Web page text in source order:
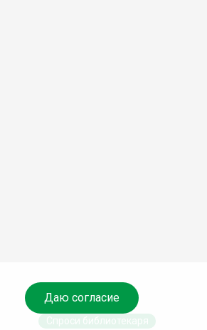
Даю согласие
Спроси библиотекаря